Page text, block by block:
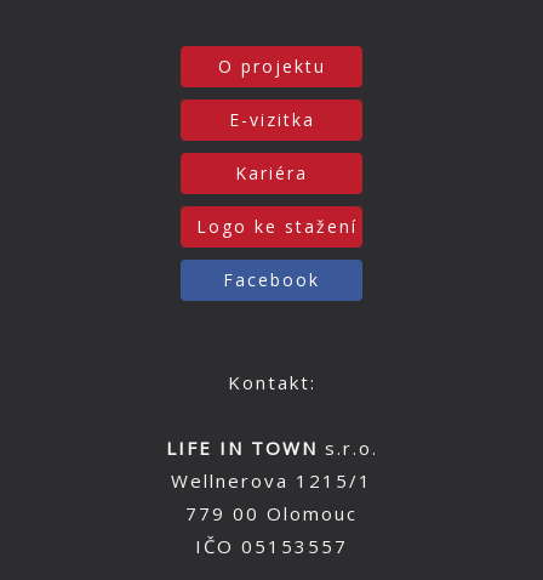
O projektu
E-vizitka
Kariéra
Logo ke stažení
Facebook
Kontakt:
LIFE IN TOWN s.r.o.
Wellnerova 1215/1
779 00 Olomouc
IČO 05153557